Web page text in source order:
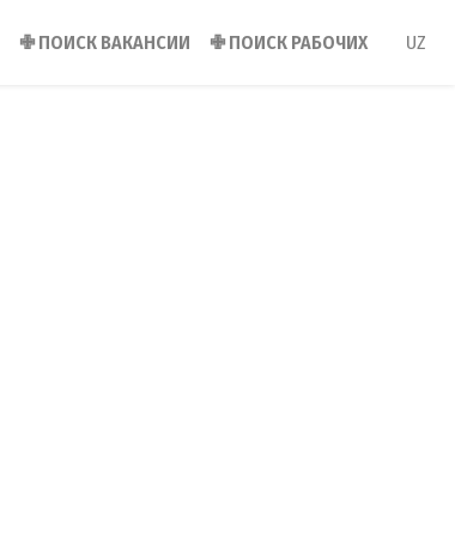
✙ПОИСК ВАКАНСИИ ✙ПОИСК РАБОЧИХ UZ